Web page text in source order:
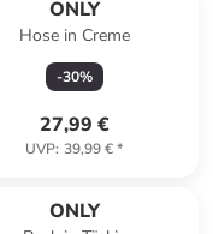
ONLY
Hose in Creme
-30%
27,99 €
UVP: 39,99 €*
ONLY